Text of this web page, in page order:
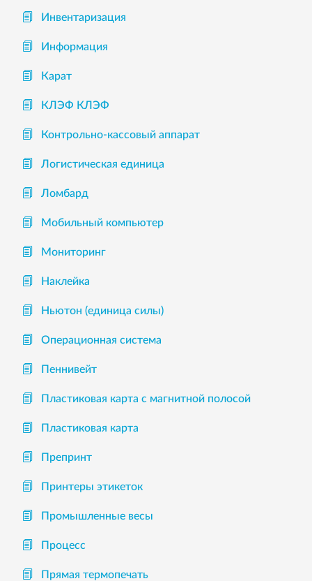
Инвентаризация
Информация
Карат
КЛЭФ КЛЭФ
Контрольно-кассовый аппарат
Логистическая единица
Ломбард
Мобильный компьютер
Мониторинг
Наклейка
Ньютон (единица силы)
Операционная система
Пеннивейт
Пластиковая карта с магнитной полосой
Пластиковая карта
Препринт
Принтеры этикеток
Промышленные весы
Процесс
Прямая термопечать